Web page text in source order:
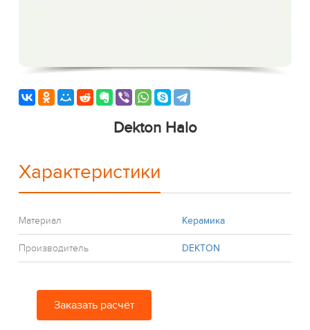
Dekton Halo
Характеристики
Материал Керамика
Производитель DEKTON
Заказать расчёт